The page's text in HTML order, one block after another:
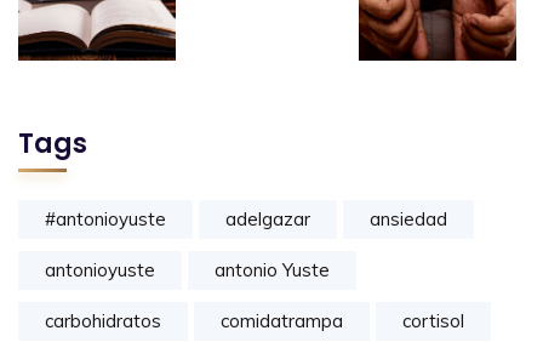
Tags
#antonioyuste adelgazar ansiedad
antonioyuste antonio Yuste
carbohidratos comidatrampa cortisol